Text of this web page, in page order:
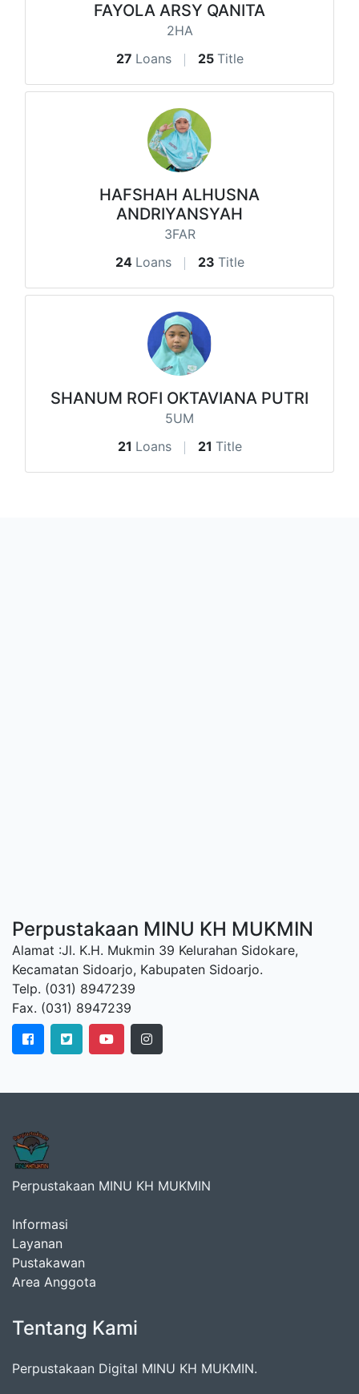
FAYOLA ARSY QANITA
2HA
27 Loans 25 Title
HAFSHAH ALHUSNA
ANDRIYANSYAH
3FAR
24 Loans 23 Title
SHANUM ROFI OKTAVIANA PUTRI
5UM
21 Loans 21 Title
Perpustakaan MINU KH MUKMIN
Alamat :Jl. K.H. Mukmin 39 Kelurahan Sidokare,
Kecamatan Sidoarjo, Kabupaten Sidoarjo.
Telp. (031) 8947239
Fax. (031) 8947239
Perpustakaan MINU KH MUKMIN
Informasi
Layanan
Pustakawan
Area Anggota
Tentang Kami
Perpustakaan Digital MINU KH MUKMIN.